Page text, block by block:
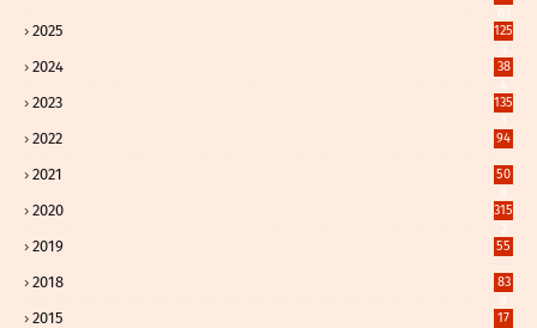
03
2025
125
3
2024
38
4
2023
135
1
2022 94
2021
50
8
2020
315
2
2019 55
2018
83
9
2015 17